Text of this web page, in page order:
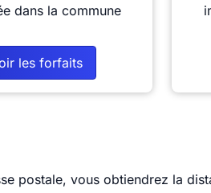
dans la commune
les forfaits
postale, vous obtiendrez la